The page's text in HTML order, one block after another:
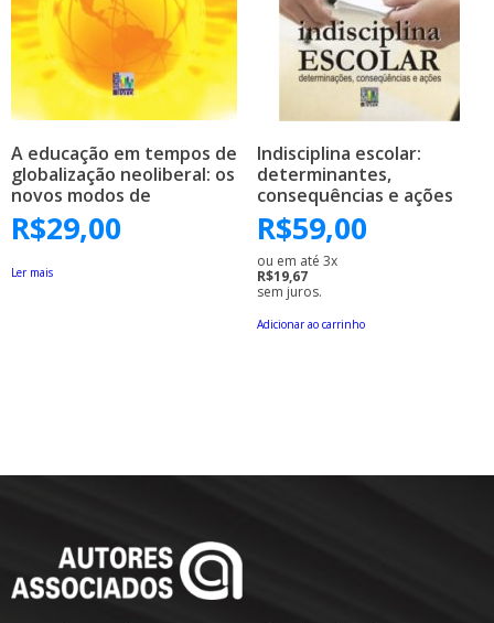
A educação em tempos de
globalização neoliberal: os
novos modos de
regulação das políticas
educacionais
R$29,00
Ler mais
Indisciplina escolar:
determinantes,
consequências e ações
R$59,00
ou em até 3x
R$19,67
sem juros.
Adicionar ao carrinho